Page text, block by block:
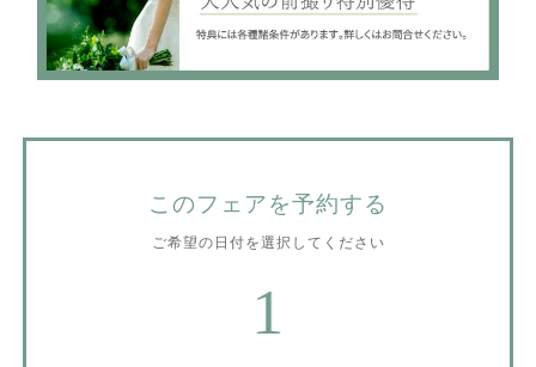
このフェアを予約する
ご希望の日付を選択してください
1